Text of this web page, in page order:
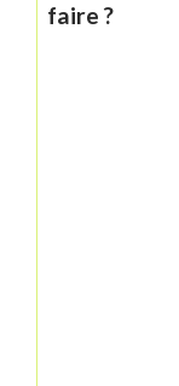
faire ?